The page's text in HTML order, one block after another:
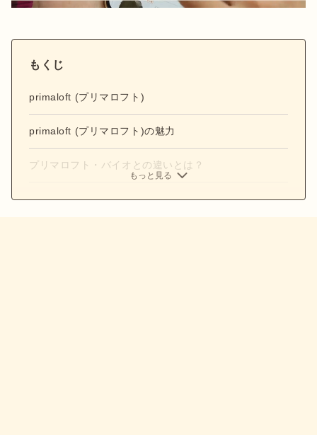
もくじ
primaloft (プリマロフト)
primaloft (プリマロフト)の魅力
プリマロフト・バイオとの違いとは？
もっと見る